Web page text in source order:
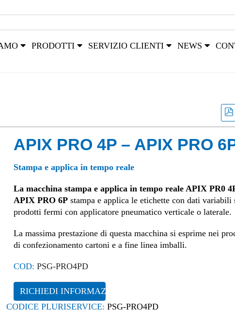
PRODOTTI SERVIZIO CLIENTI NEWS
APIX PRO 4P – APIX PRO
Stampa e applica in tempo reale
La macchina stampa e applica in tempo reale APIX PR0
APIX PRO 6P stampa e applica le etichette con dati variabili
prodotti fermi con applicatore pneumatico verticale o laterale.
La massima prestazione di questa macchina si esprime nei
di confezionamento cartoni e a fine linea imballi.
COD:PSG-PRO4PD
RICHIEDI INFORMAZIONI
CODICE PLURISERVICE: PSG-PRO4PD